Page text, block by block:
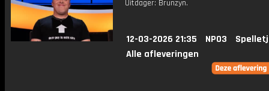
Uitdager: Brunzyn.
12-03-2026 21:35 NPO3
Alle afleveringen